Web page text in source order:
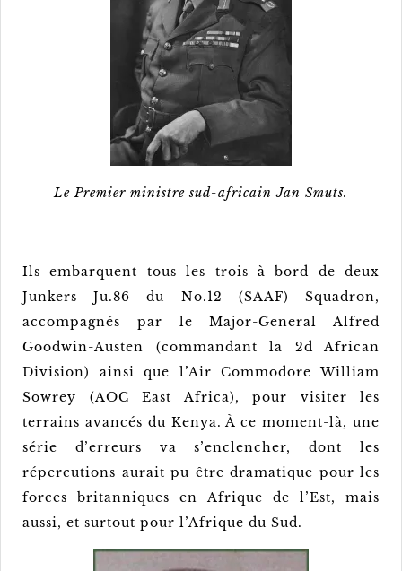
Le Premier ministre sud-africain Jan Smuts.
Ils embarquent tous les trois à bord de deux
Junkers Ju.86 du No.12 (SAAF) Squadron,
accompagnés par le Major-General Alfred
Goodwin-Austen (commandant la 2d African
Division) ainsi que l’Air Commodore William
Sowrey (AOC East Africa), pour visiter les
terrains avancés du Kenya. À ce moment-là, une
série d’erreurs va s’enclencher, dont les
répercutions aurait pu être dramatique pour les
forces britanniques en Afrique de l’Est, mais
aussi, et surtout pour l’Afrique du Sud.